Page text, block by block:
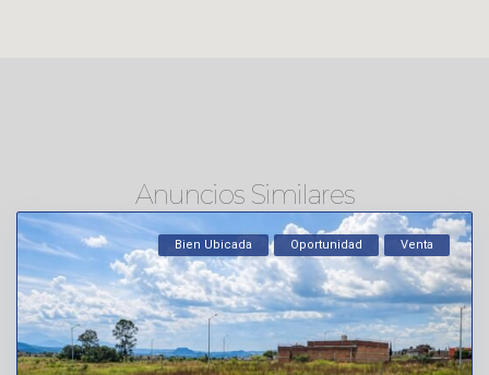
Anuncios Similares
Bien Ubicada Oportunidad Venta